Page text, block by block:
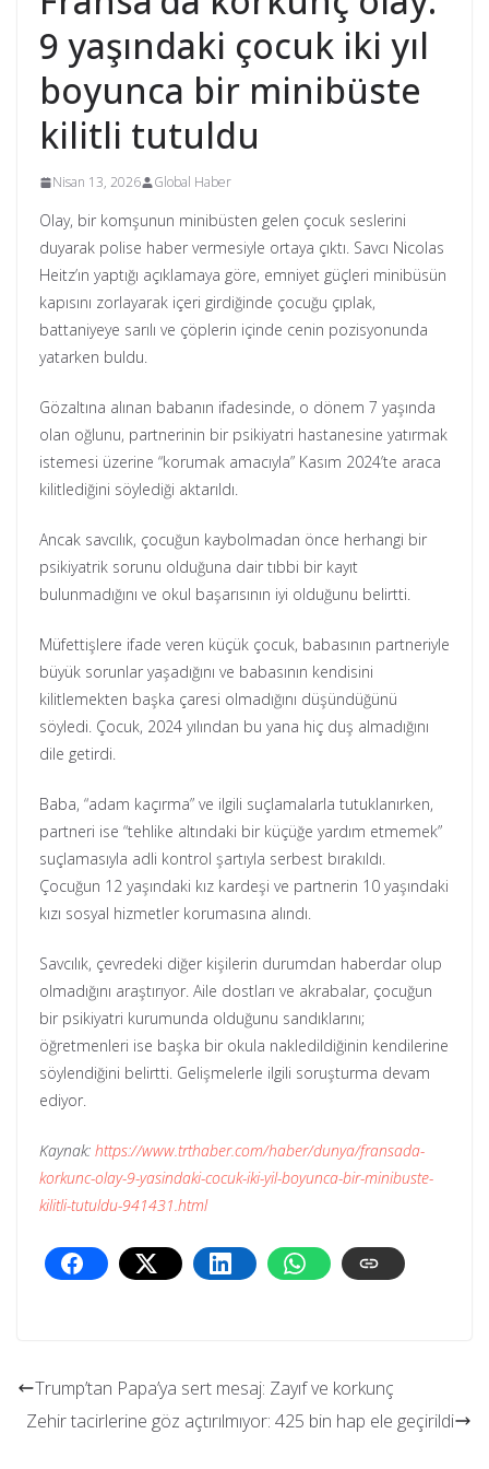
9 yaşındaki çocuk iki yıl
boyunca bir minibüste
kilitli tutuldu
Nisan 13, 2026 Global Haber
Olay, bir komşunun minibüsten gelen çocuk seslerini
duyarak polise haber vermesiyle ortaya çıktı. Savcı Nicolas
Heitz’ın yaptığı açıklamaya göre, emniyet güçleri minibüsün
kapısını zorlayarak içeri girdiğinde çocuğu çıplak,
battaniyeye sarılı ve çöplerin içinde cenin pozisyonunda
yatarken buldu.
Gözaltına alınan babanın ifadesinde, o dönem 7 yaşında
olan oğlunu, partnerinin bir psikiyatri hastanesine yatırmak
istemesi üzerine “korumak amacıyla” Kasım 2024’te araca
kilitlediğini söylediği aktarıldı.
Ancak savcılık, çocuğun kaybolmadan önce herhangi bir
psikiyatrik sorunu olduğuna dair tıbbi bir kayıt
bulunmadığını ve okul başarısının iyi olduğunu belirtti.
Müfettişlere ifade veren küçük çocuk, babasının partneriyle
büyük sorunlar yaşadığını ve babasının kendisini
kilitlemekten başka çaresi olmadığını düşündüğünü
söyledi. Çocuk, 2024 yılından bu yana hiç duş almadığını
dile getirdi.
Baba, “adam kaçırma” ve ilgili suçlamalarla tutuklanırken,
partneri ise “tehlike altındaki bir küçüğe yardım etmemek”
suçlamasıyla adli kontrol şartıyla serbest bırakıldı.
Çocuğun 12 yaşındaki kız kardeşi ve partnerin 10 yaşındaki
kızı sosyal hizmetler korumasına alındı.
Savcılık, çevredeki diğer kişilerin durumdan haberdar olup
olmadığını araştırıyor. Aile dostları ve akrabalar, çocuğun
bir psikiyatri kurumunda olduğunu sandıklarını;
öğretmenleri ise başka bir okula nakledildiğinin kendilerine
söylendiğini belirtti. Gelişmelerle ilgili soruşturma devam
ediyor.
Kaynak: https://www.trthaber.com/haber/dunya/fransada-
korkunc-olay-9-yasindaki-cocuk-iki-yil-boyunca-bir-minibuste-
kilitli-tutuldu-941431.html
Trump’tan Papa’ya sert mesaj: Zayıf ve korkunç
Zehir tacirlerine göz açtırılmıyor: 425 bin hap ele geçirildi